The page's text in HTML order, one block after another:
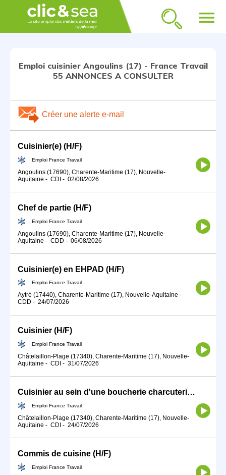
menu
Emploi cuisinier Angoulins (17) - France Travail
55 ANNONCES A CONSULTER
Créer une alerte e-mail
Cuisinier(e) (H/F)
Emploi France Travail
Angoulins (17690), Charente-Maritime (17), Nouvelle-
Aquitaine - CDI - 02/08/2026
Chef de partie (H/F)
Emploi France Travail
Angoulins (17690), Charente-Maritime (17), Nouvelle-
Aquitaine - CDD - 06/08/2026
Cuisinier(e) en EHPAD (H/F)
Emploi France Travail
Aytré (17440), Charente-Maritime (17), Nouvelle-Aquitaine -
CDD - 24/07/2026
Cuisinier (H/F)
Emploi France Travail
Châtelaillon-Plage (17340), Charente-Maritime (17), Nouvelle-
Aquitaine - CDI - 31/07/2026
Cuisinier au sein d'une boucherie charcuterie (H/F)
Emploi France Travail
Châtelaillon-Plage (17340), Charente-Maritime (17), Nouvelle-
Aquitaine - CDI - 24/07/2026
Commis de cuisine (H/F)
Emploi France Travail